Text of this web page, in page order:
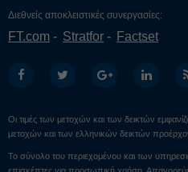
Διεθνείς αποκλειστικές συνεργασίες:
FT.com Stratfor Factset
Οι τιμές των μετοχών και των δεικτών
μετοχών και των ελληνικών δεικτών
Το σύνολο του περιεχομένου και των